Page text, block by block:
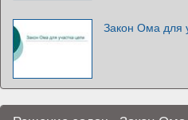
Закон Ома для